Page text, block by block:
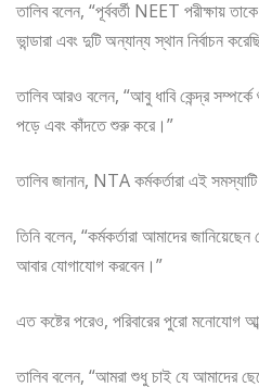
তালিব বলেন, “পূর্ববর্তী NEET পরীক্ষায়
ভান্ডারা এবং দুটি অন্যান্য স্থান নির্বাচন
তালিব আরও বলেন, “আবু ধাবি কেন্দ্র
পড়ে এবং কাঁদতে শুরু করে।”
তালিব জানান, NTA কর্মকর্তারা এই
তিনি বলেন, “কর্মকর্তারা আমাদের
আবার যোগাযোগ করবেন।”
এত কষ্টের পরেও, পরিবারের পুরো মনোযোগ
তালিব বলেন, “আমরা শুধু চাই যে আমাদের